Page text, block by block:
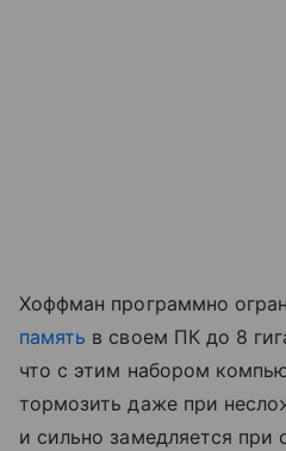
Хоффман программно
память в своем ПК до 8
что с этим набором
тормозить даже при
и сильно замедляется при